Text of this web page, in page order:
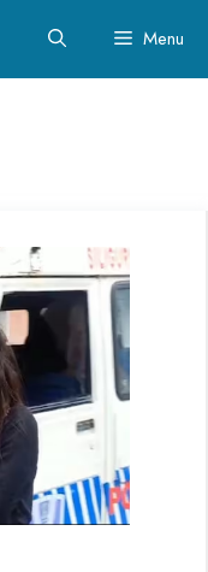
Menu